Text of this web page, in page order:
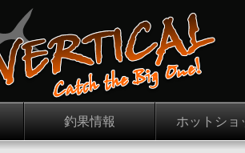
釣果情報 ホットショ